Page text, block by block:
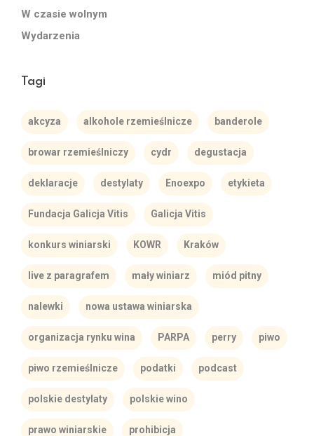
W czasie wolnym
Wydarzenia
Tagi
akcyza alkohole rzemieślnicze banderole
browar rzemieślniczy cydr degustacja
deklaracje destylaty Enoexpo etykieta
Fundacja Galicja Vitis Galicja Vitis
konkurs winiarski KOWR Kraków
live z paragrafem mały winiarz miód pitny
nalewki nowa ustawa winiarska
organizacja rynku wina PARPA perry piwo
piwo rzemieślnicze podatki podcast
polskie destylaty polskie wino
prawo winiarskie prohibicja